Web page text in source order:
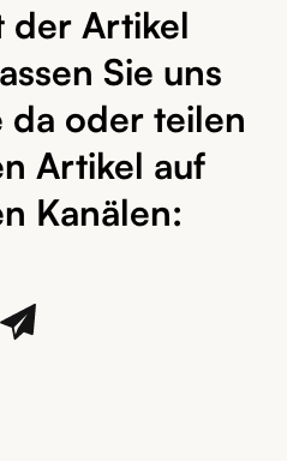
der Artikel
Sie uns
da oder teilen
Artikel auf
Kanälen: